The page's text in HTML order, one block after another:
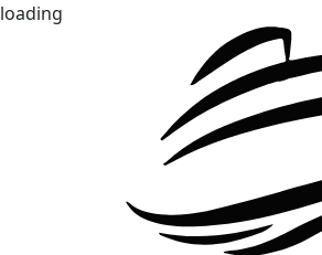
loading